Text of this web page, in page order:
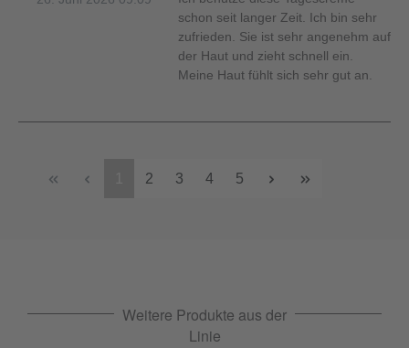
schon seit langer Zeit. Ich bin sehr
zufrieden. Sie ist sehr angenehm auf
der Haut und zieht schnell ein.
Meine Haut fühlt sich sehr gut an.
2 3 4 5
Weitere Produkte aus der
Linie